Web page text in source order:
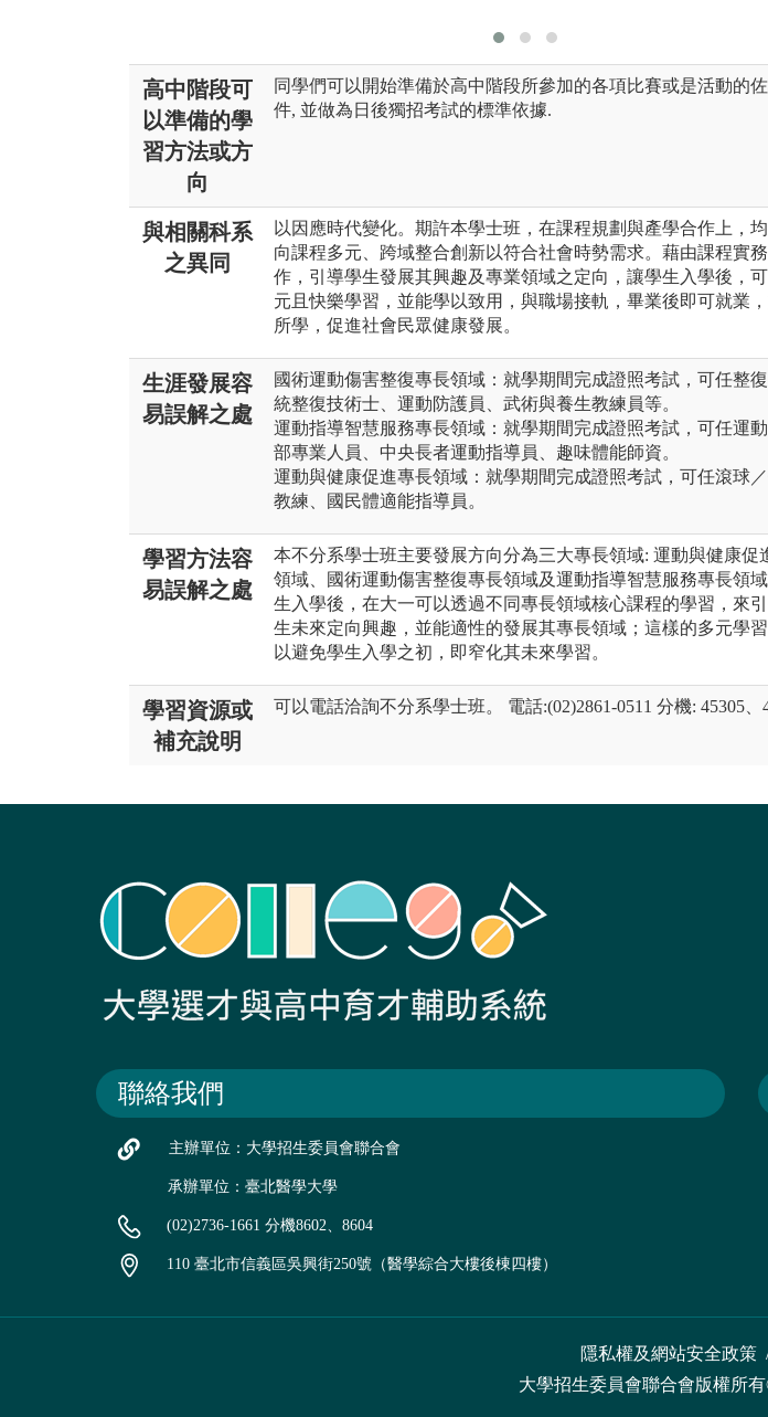
高中階段可
以準備的學
習方法或方
向
同學們可以開始準備於高中階段所參加的各項比賽或是活動的
件, 並做為日後獨招考試的標準依據.
與相關科系
之異同
以因應時代變化。期許本學士班，在課程規劃與產學合作上，
向課程多元、跨域整合創新以符合社會時勢需求。藉由課程實
作，引導學生發展其興趣及專業領域之定向，讓學生入學後，
元且快樂學習，並能學以致用，與職場接軌，畢業後即可就業
所學，促進社會民眾健康發展。
生涯發展容
易誤解之處
國術運動傷害整復專長領域：就學期間完成證照考試，可任整
統整復技術士、運動防護員、武術與養生教練員等。
運動指導智慧服務專長領域：就學期間完成證照考試，可任運
部專業人員、中央長者運動指導員、趣味體能師資。
運動與健康促進專長領域：就學期間完成證照考試，可任滾球
教練、國民體適能指導員。
學習方法容
易誤解之處
本不分系學士班主要發展方向分為三大專長領域: 運動與健康促
領域、國術運動傷害整復專長領域及運動指導智慧服務專長領
生入學後，在大一可以透過不同專長領域核心課程的學習，來
生未來定向興趣，並能適性的發展其專長領域；這樣的多元學
以避免學生入學之初，即窄化其未來學習。
學習資源或
補充說明
可以電話洽詢不分系學士班。 電話:(02)2861-0511 分機: 45305、
聯絡我們
主辦單位：大學招生委員會聯合會
承辦單位：臺北醫學大學
(02)2736-1661 分機8602、8604
110 臺北市信義區吳興街250號（醫學綜合大樓後棟四樓）
隱私權及網站安全政策
大學招生委員會聯合會版權所有